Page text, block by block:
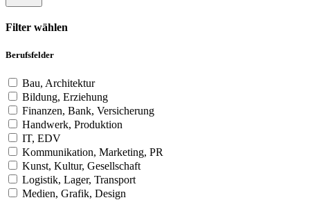
Filter wählen
Berufsfelder
Bau, Architektur
Bildung, Erziehung
Finanzen, Bank, Versicherung
Handwerk, Produktion
IT, EDV
Kommunikation, Marketing, PR
Kunst, Kultur, Gesellschaft
Logistik, Lager, Transport
Medien, Grafik, Design